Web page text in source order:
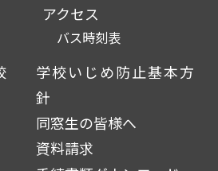
アクセス
バス時刻表
学校いじめ防止基本方
針
同窓生の皆様へ
資料請求